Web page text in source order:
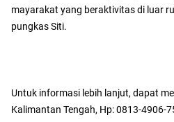
mayarakat yang beraktivitas di luar
pungkas Siti.
Untuk informasi lebih lanjut, dapat
Kalimantan Tengah, Hp: 0813-4906-